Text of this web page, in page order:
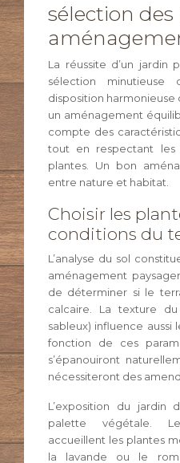
sélection
La réussite d’un jardin
sélection
disposition harmonieuse
un aménagement
compte des
tout en respectant les
plantes. Un bon
entre nature et habitat.
Choisir les
conditions du
L’analyse du sol
aménagement
de déterminer si le
calcaire. La texture
sableux) influence aussi
fonction de ces
s’épanouiront
nécessiteront des
L’exposition du jardin
palette végétale.
accueillent les plantes
la lavande ou le